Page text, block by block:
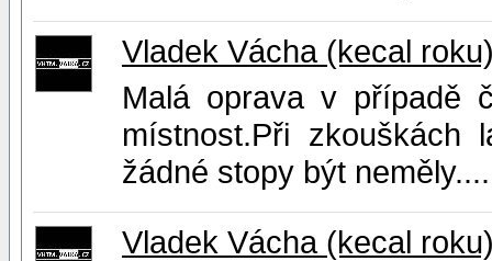
Vladek Vácha (kecal
Malá oprava v případě
místnost.Při
žádné stopy být neměly....
Vladek Vácha (kecal